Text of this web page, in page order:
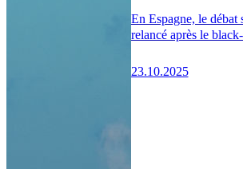
En Espagne, le débat
relancé après le
23.10.2025